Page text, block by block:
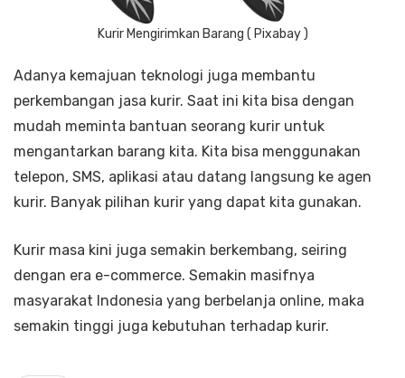
Kurir Mengirimkan Barang ( Pixabay )
Adanya kemajuan teknologi juga membantu
perkembangan jasa kurir. Saat ini kita bisa dengan
mudah meminta bantuan seorang kurir untuk
mengantarkan barang kita. Kita bisa menggunakan
telepon, SMS, aplikasi atau datang langsung ke agen
kurir. Banyak pilihan kurir yang dapat kita gunakan.
Kurir masa kini juga semakin berkembang, seiring
dengan era e-commerce. Semakin masifnya
masyarakat Indonesia yang berbelanja online, maka
semakin tinggi juga kebutuhan terhadap kurir.